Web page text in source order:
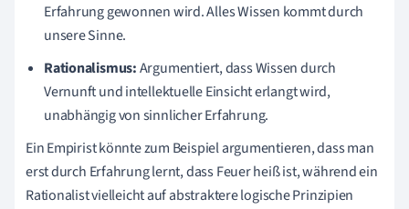
Erfahrung gewonnen wird. Alles Wissen kommt durch
unsere Sinne.
Rationalismus:Argumentiert, dass Wissen durch
Vernunft und intellektuelle Einsicht erlangt wird,
unabhängig von sinnlicher Erfahrung.
Ein Empirist könnte zum Beispiel argumentieren, dass man
erst durch Erfahrung lernt, dass Feuer heiß ist, während ein
Rationalist vielleicht auf abstraktere logische Prinzipien